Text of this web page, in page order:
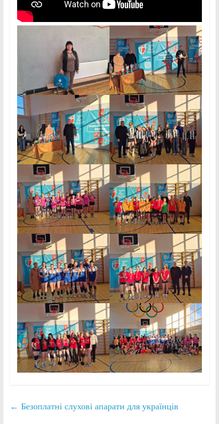
← Безоплатні слухові апарати для українців